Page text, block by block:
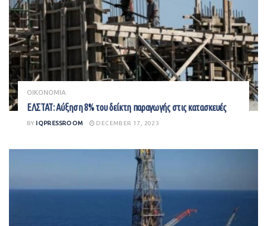
ΟΙΚΟΝΟΜΙΑ
ΕΛΣΤΑΤ: Αύξηση 8% του δείκτη παραγωγής στις κατασκευές
BY IQPRESSROOM DECEMBER 17, 2023